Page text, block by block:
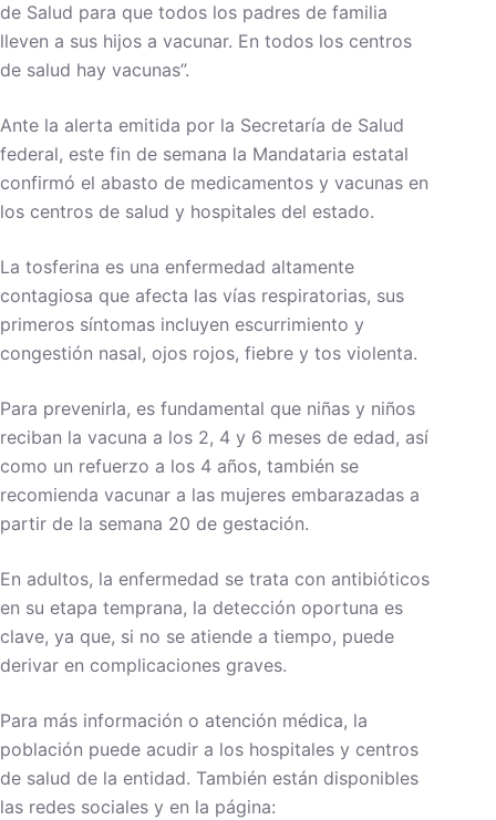
de Salud para que todos los padres de familia
lleven a sus hijos a vacunar. En todos los centros
de salud hay vacunas”.
Ante la alerta emitida por la Secretaría de Salud
federal, este fin de semana la Mandataria estatal
confirmó el abasto de medicamentos y vacunas en
los centros de salud y hospitales del estado.
La tosferina es una enfermedad altamente
contagiosa que afecta las vías respiratorias, sus
primeros síntomas incluyen escurrimiento y
congestión nasal, ojos rojos, fiebre y tos violenta.
Para prevenirla, es fundamental que niñas y niños
reciban la vacuna a los 2, 4 y 6 meses de edad, así
como un refuerzo a los 4 años, también se
recomienda vacunar a las mujeres embarazadas a
partir de la semana 20 de gestación.
En adultos, la enfermedad se trata con antibióticos
en su etapa temprana, la detección oportuna es
clave, ya que, si no se atiende a tiempo, puede
derivar en complicaciones graves.
Para más información o atención médica, la
población puede acudir a los hospitales y centros
de salud de la entidad. También están disponibles
las redes sociales y en la página: